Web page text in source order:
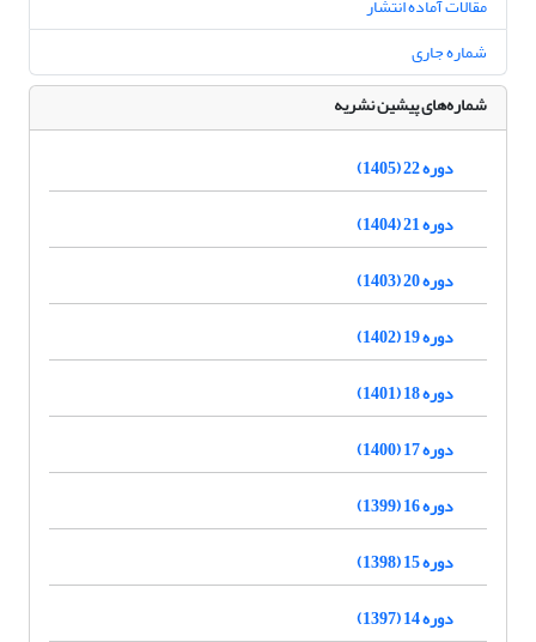
شماره جاری
شماره‌های پیشین نشریه
دوره 22 (1405)
دوره 21 (1404)
دوره 20 (1403)
دوره 19 (1402)
دوره 18 (1401)
دوره 17 (1400)
دوره 16 (1399)
دوره 15 (1398)
دوره 14 (1397)